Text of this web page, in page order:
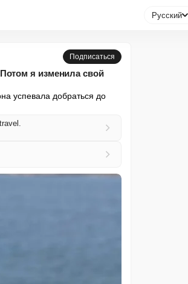
Русский
Подписаться
я изменила свой
успевала добраться до